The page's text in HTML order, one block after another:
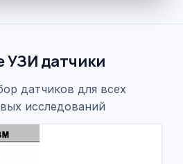
датчики
датчиков для всех
исследований